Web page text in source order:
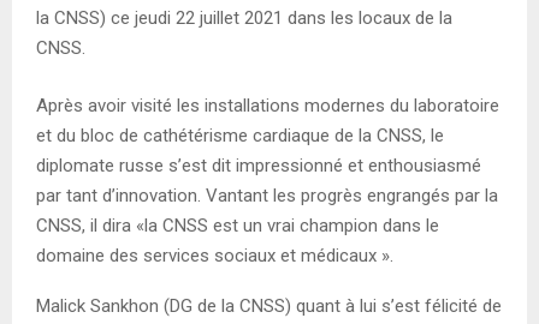
Ula CNSS) ce jeudi 22 juillet 2021 dans les locaux de la
CNSS.
Après avoir visité les installations modernes du laboratoire
et du bloc de cathétérisme cardiaque de la CNSS, le
diplomate russe s’est dit impressionné et enthousiasmé
par tant d’innovation. Vantant les progrès engrangés par la
CNSS, il dira «la CNSS est un vrai champion dans le
domaine des services sociaux et médicaux ».
Malick Sankhon (DG de la CNSS) quant à lui s’est félicité de